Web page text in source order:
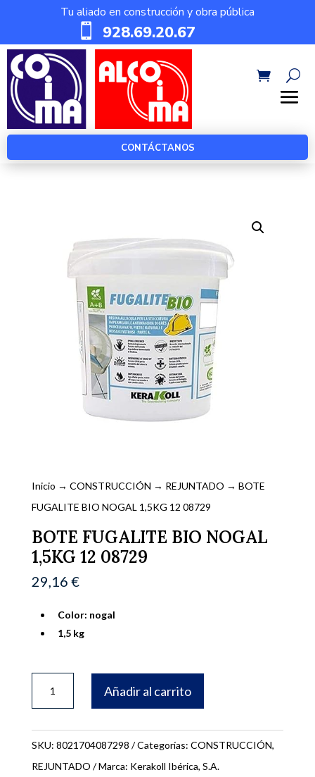
Tu aliado en construcción y obra pública
 928.69.20.67
CONTÁCTANOS
Inicio → CONSTRUCCIÓN → REJUNTADO → BOTE
FUGALITE BIO NOGAL 1,5KG 12 08729
BOTE FUGALITE BIO NOGAL
1,5KG 12 08729
29,16 €
Color: nogal
1,5 kg
NOGAL
1,5KG
Añadir al carrito
SKU: 8021704087298 Categorías: CONSTRUCCIÓN,
REJUNTADO
Marca: Kerakoll Ibérica, S.A.